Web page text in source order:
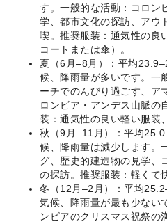
す。一般的な活動：コロン
学、都市文化の探訪、アウ
喫。推奨服装：通気性の良
コートまたは傘）。
夏（6月–8月）：平均
候、降雨量が多いです。一
ーチでのんびり過ごす、ア
ロンビア・アンデス山脈の
装：通気性の良い軽い服装
秋（9月–11月）：平均
候、降雨量は減少します。
グ、歴史的建造物の見学、
の探訪。推奨服装：軽くて
冬（12月–2月）：平均
気候、降雨量が最も少ない
ンビアのクリスマス祝祭の